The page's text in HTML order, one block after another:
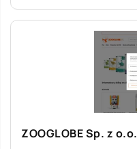
ZOOGLOBE Sp. z o.o.